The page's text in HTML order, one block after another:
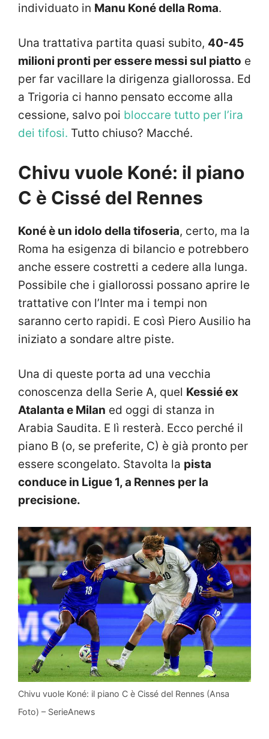
individuato in Manu Koné della Roma.
Una trattativa partita quasi subito, 40-45
milioni pronti per essere messi sul piatto e
per far vacillare la dirigenza giallorossa. Ed
a Trigoria ci hanno pensato eccome alla
cessione, salvo poi bloccare tutto per l’ira
dei tifosi. Tutto chiuso? Macché.
Chivu vuole Koné: il piano
C è Cissé del Rennes
Koné è un idolo della tifoseria, certo, ma la
Roma ha esigenza di bilancio e potrebbero
anche essere costretti a cedere alla lunga.
Possibile che i giallorossi possano aprire le
trattative con l’Inter ma i tempi non
saranno certo rapidi. E così Piero Ausilio ha
iniziato a sondare altre piste.
Una di queste porta ad una vecchia
conoscenza della Serie A, quel Kessié ex
Atalanta e Milan ed oggi di stanza in
Arabia Saudita. E lì resterà. Ecco perché il
piano B (o, se preferite, C) è già pronto per
essere scongelato. Stavolta la pista
conduce in Ligue 1, a Rennes per la
precisione.
Chivu vuole Koné: il piano C è Cissé del Rennes (Ansa
Foto) – SerieAnews